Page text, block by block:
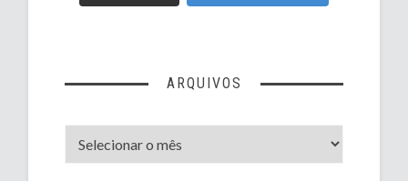
ARQUIVOS